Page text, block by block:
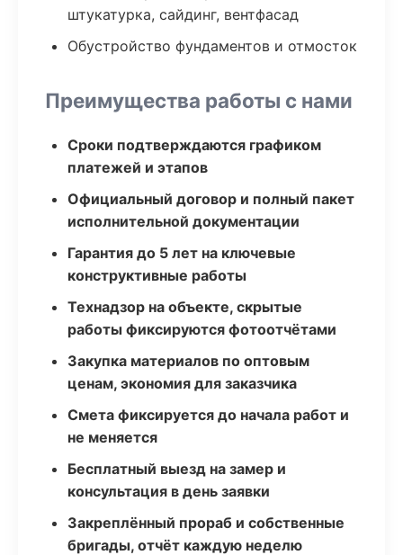
штукатурка, сайдинг, вентфасад
Обустройство фундаментов и отмосток
Преимущества работы с нами
Сроки подтверждаются графиком
платежей и этапов
Официальный договор и полный пакет
исполнительной документации
Гарантия до 5 лет на ключевые
конструктивные работы
Технадзор на объекте, скрытые
работы фиксируются фотоотчётами
Закупка материалов по оптовым
ценам, экономия для заказчика
Смета фиксируется до начала работ и
не меняется
Бесплатный выезд на замер и
консультация в день заявки
Закреплённый прораб и собственные
бригады, отчёт каждую неделю